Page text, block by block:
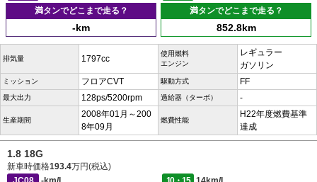
満タンでどこまで走る？
-km
満タンでどこまで走る？
852.8km
排気量 1797cc
使用燃料
エンジン
レギュラー
ガソリン
ミッション フロアCVT 駆動方式 FF
最大出力 128ps/5200rpm 過給器（ターボ） -
生産期間
2008年01月～200
8年09月
燃費性能
H22年度燃費基準
達成
1.8 18G
新車時価格193.4万円(税込)